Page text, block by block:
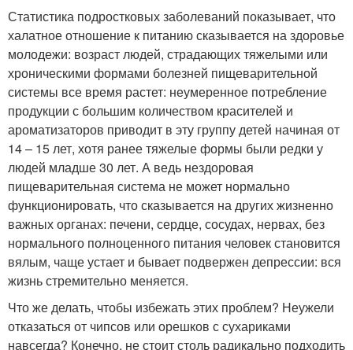
Статистика подростковых заболеваний показывает, что
халатное отношение к питанию сказывается на здоровье
молодежи: возраст людей, страдающих тяжелыми или
хроническими формами болезней пищеварительной
системы все время растет: неумеренное потребление
продукции с большим количеством красителей и
ароматизаторов приводит в эту группу детей начиная от
14 – 15 лет, хотя ранее тяжелые формы были редки у
людей младше 30 лет. А ведь нездоровая
пищеварительная система не может нормально
функционировать, что сказывается на других жизненно
важных органах: печени, сердце, сосудах, нервах, без
нормального полноценного питания человек становится
вялым, чаще устает и бывает подвержен депрессии: вся
жизнь стремительно меняется.
Что же делать, чтобы избежать этих проблем? Неужели
отказаться от чипсов или орешков с сухариками
навсегда? Конечно, не стоит столь радикально подходить